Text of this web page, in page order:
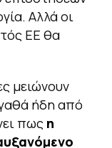
Αλλά οι
ΕΕ θα
μειώνουν
ήδη από
πως η